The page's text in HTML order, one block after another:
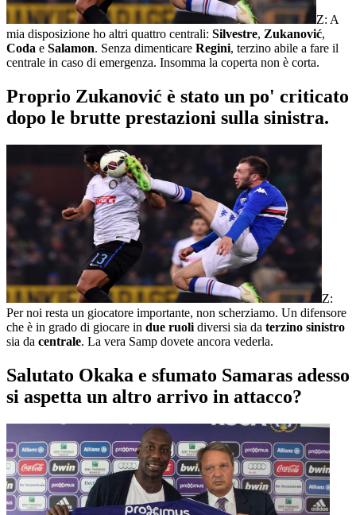
Z: A
mia disposizione ho altri quattro centrali: Silvestre, Zukanović,
Coda e Salamon. Senza dimenticare Regini, terzino abile a fare il
centrale in caso di emergenza. Insomma la coperta non è corta.
Proprio Zukanović è stato un po' criticato
dopo le brutte prestazioni sulla sinistra.
Z:
Per noi resta un giocatore importante, non scherziamo. Un difensore
che è in grado di giocare in due ruoli diversi sia da terzino sinistro
sia da centrale. La vera Samp dovete ancora vederla.
Salutato Okaka e sfumato Samaras adesso
si aspetta un altro arrivo in attacco?